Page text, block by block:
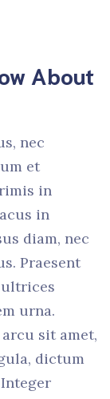
About
nec
et
in
in
diam, nec
Praesent
ultrices
urna.
sit amet,
dictum